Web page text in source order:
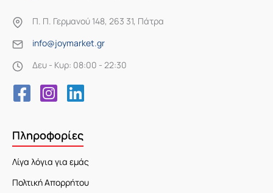
Π. Π. Γερμανού 148, 263 31, Πάτρα
info@joymarket.gr
Δευ - Κυρ: 08:00 - 22:30
Πληροφορίες
Λίγα λόγια για εμάς
Πολτική Απορρήτου